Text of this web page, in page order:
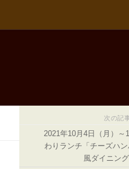
次の記
2021年10月4日（月）～
わりランチ「チーズハ
風ダイニン